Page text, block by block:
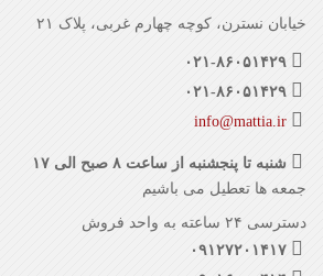
خیابان نسترن، کوچه چهارم غربی، پلاک ۲۱
۰۲۱-۸۶۰۵۱۴۲۹
۰۲۱-۸۶۰۵۱۴۲۹
info@mattia.ir
شنبه تا پنجشنبه از ساعت ۸ صبح الی ۱۷
جمعه ها تعطیل می باشیم
دسترسی ۲۴ ساعته به واحد فروش
۰۹۱۲۷۲۰۱۴۱۷